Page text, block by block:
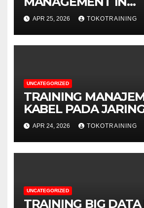
BUSINESS
APR 25, 2026 TOKOTRAINING
UNCATEGORIZED
TRAINING
KABEL PADA
TELEKOMUNIKASI
APR 24, 2026 TOKOTRAINING
UNCATEGORIZED
TRAINING BIG DATA